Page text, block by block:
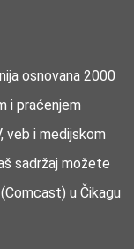
osnovana 2000
i praćenjem
veb i medijskom
sadržaj možete
u Čikagu